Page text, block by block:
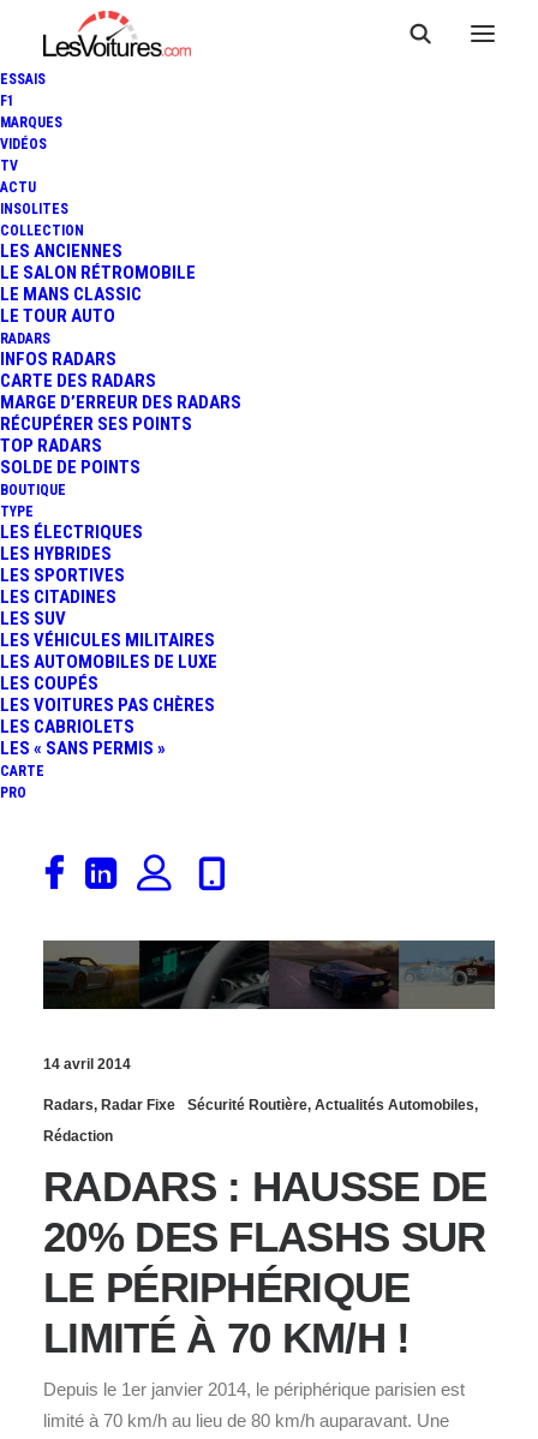
ESSAIS
F1
MARQUES
VIDÉOS
TV
ACTU
INSOLITES
COLLECTION
LES ANCIENNES
LE SALON RÉTROMOBILE
LE MANS CLASSIC
LE TOUR AUTO
RADARS
INFOS RADARS
CARTE DES RADARS
MARGE D’ERREUR DES RADARS
RÉCUPÉRER SES POINTS
TOP RADARS
SOLDE DE POINTS
BOUTIQUE
TYPE
LES ÉLECTRIQUES
LES HYBRIDES
LES SPORTIVES
LES CITADINES
LES SUV
LES VÉHICULES MILITAIRES
LES AUTOMOBILES DE LUXE
LES COUPÉS
LES VOITURES PAS CHÈRES
LES CABRIOLETS
LES « SANS PERMIS »
CARTE
PRO
Découvrez les enjeux essentiels de la
Routière
pour sauver des vies. Plongez dans les initiatives,
innovations et conseils visant à réduire les
garantir une conduiteresponsable
oùvigilance,éducation
rôle central.
19 avril 2014
SÉCURITÉ ROUTIÈRE :
L’INSOLITE ROUTE
NÉERLANDAISE…
14 avril 2014
Radars, Radar Fixe Sécurité Routière, Actualités Automobiles,
Rédaction
RADARS : HAUSSE DE
20% DES FLASHS SUR
LE PÉRIPHÉRIQUE
LIMITÉ À 70 KM/H !
Depuis le 1er janvier 2014, le périphérique parisien est
limité à 70 km/h au lieu de 80 km/h auparavant. Une